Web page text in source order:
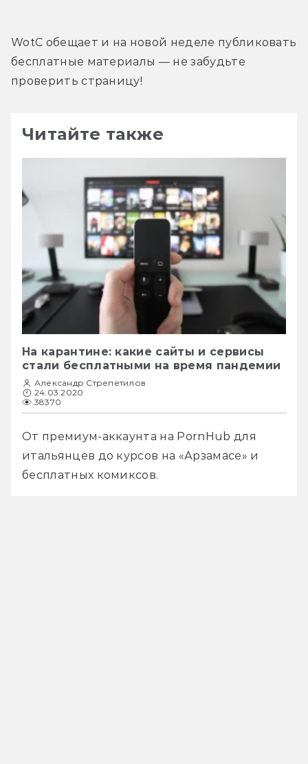
WotC обещает и на новой неделе публиковать
бесплатные материалы — не забудьте
проверить страницу!
Читайте также
На карантине: какие сайты и сервисы
стали бесплатными на время пандемии
Александр Стрепетилов
24.03.2020
38370
От премиум-аккаунта на PornHub для
итальянцев до курсов на «Арзамасе» и
бесплатных комиксов.